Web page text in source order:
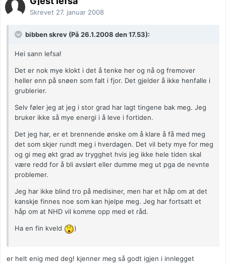
Skrevet 27. januar 2008
bibben skrev (På 26.1.2008 den 17.53):
Hei sann lefsa!
Det er nok mye klokt i det å tenke her og nå og fremover
heller enn på snøen som falt i fjor. Det gjelder å ikke henfalle i
grublerier.
Selv føler jeg at jeg i stor grad har lagt tingene bak meg. Jeg
bruker ikke så mye energi i å leve i fortiden.
Det jeg har, er et brennende ønske om å klare å få med meg
det som skjer rundt meg i hverdagen. Det vil bety mye for meg
og gi meg økt grad av trygghet hvis jeg ikke hele tiden skal
være redd for å bli avslørt eller dumme meg ut pga de nevnte
problemer.
Jeg har ikke blind tro på medisiner, men har et håp om at det
kanskje finnes noe som kan hjelpe meg. Jeg har fortsatt et
håp om at NHD vil komme opp med et råd.
Ha en fin kveld )
er helt enig med deg! kjenner meg så godt igjen i innlegget